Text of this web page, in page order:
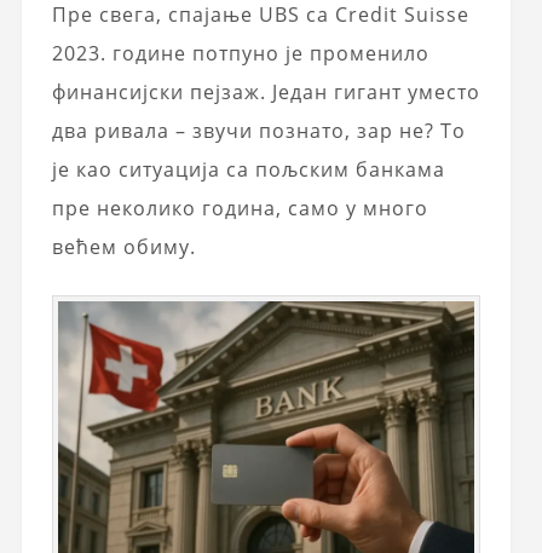
Пре свега, спајање UBS са Credit Suisse
2023. године потпуно је променило
финансијски пејзаж. Један гигант уместо
два ривала – звучи познато, зар не? То
је као ситуација са пољским банкама
пре неколико година, само у много
већем обиму.